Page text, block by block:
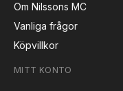
Om Nilssons MC
Vanliga frågor
Köpvillkor
MITT KONTO